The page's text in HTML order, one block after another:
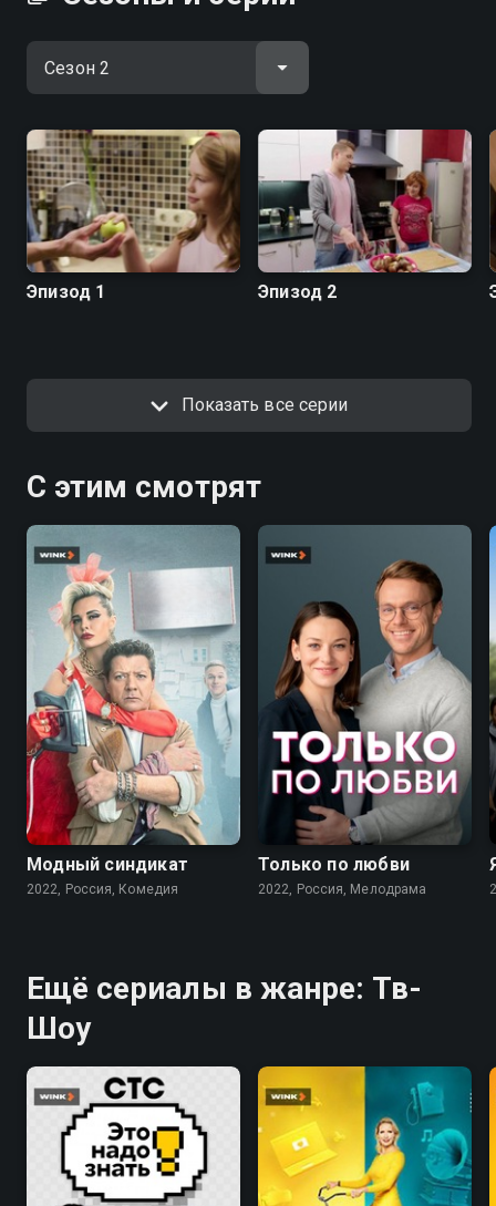
супермаркетах и делать кулинарные шедевры из
доступных ингредиентов для всей семьи.
Посмотреть онлайн 2 сезон сериала ПроСТО кухня
качестве на Смотрёшке
Эпизод 1 Эпизод 2
Показать все серии
С этим смотрят
7.6
Модный синдикат
2022, Россия, Комедия
Только по любви
2022, Россия, Мелодрама
Ещё сериалы в жанре: Тв-
Шоу